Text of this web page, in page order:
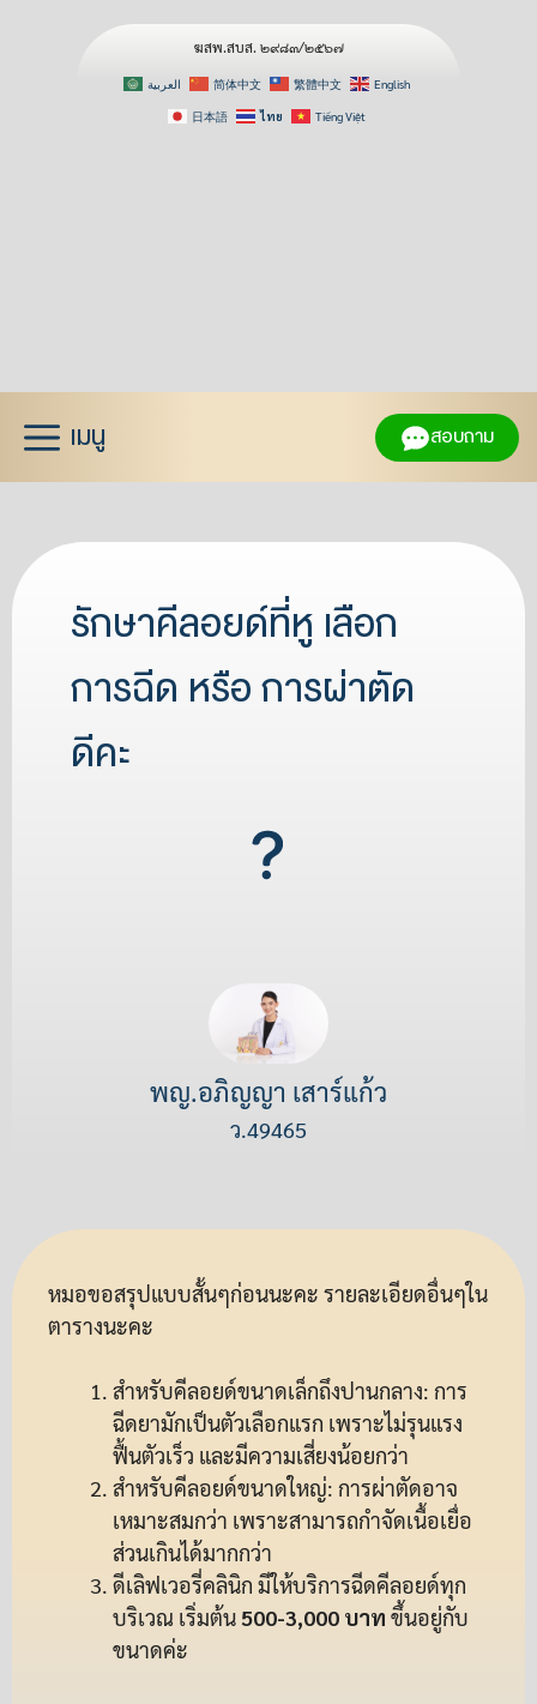
ฆสพ.สบส. ๒๙๘๓/๒๕๖๗
العربية 简体中文 繁體中文 English
日本語 ไทย Tiếng Việt
เมนู สอบถาม
รักษาคีลอยด์ที่หู เลือก
การฉีด หรือ การผ่าตัด
ดีคะ
พญ.อภิญญา เสาร์แก้ว
ว.49465
หมอขอสรุปแบบสั้นๆก่อนนะคะ รายละเอียดอื่นๆใน
ตารางนะคะ
สำหรับคีลอยด์ขนาดเล็กถึงปานกลาง: การ
ฉีดยามักเป็นตัวเลือกแรก เพราะไม่รุนแรง
ฟื้นตัวเร็ว และมีความเสี่ยงน้อยกว่า
สำหรับคีลอยด์ขนาดใหญ่: การผ่าตัดอาจ
เหมาะสมกว่า เพราะสามารถกำจัดเนื้อเยื่อ
ส่วนเกินได้มากกว่า
ดีเลิฟเวอรี่คลินิก มีให้บริการฉีดคีลอยด์ทุก
บริเวณ เริ่มต้น 500-3,000 บาท ขึ้นอยู่กับ
ขนาดค่ะ